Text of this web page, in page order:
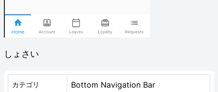
しょさい
カテゴリ Bottom Navigation Bar